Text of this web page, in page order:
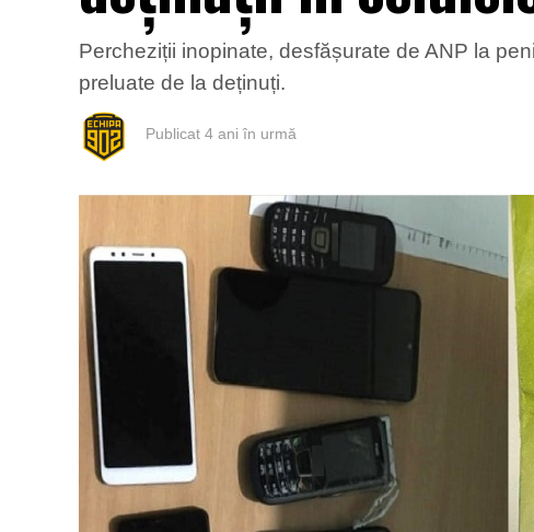
Percheziții inopinate, desfășurate de ANP la
preluate de la deținuți.
Publicat 4 ani în urmă